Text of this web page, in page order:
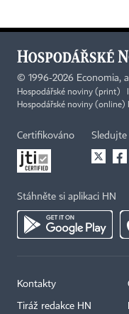
© 1996-2026 Economia,
Hospodářské noviny (print)
Hospodářské noviny (online)
Certifikováno Sledujte
Stáhněte si aplikaci HN
Kontakty
Tiráž redakce HN